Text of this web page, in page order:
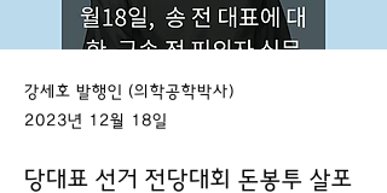
강세호 발행인 (의학공학박사)
2023년 12월 18일
당대표 선거 전당대회 돈봉투 살포